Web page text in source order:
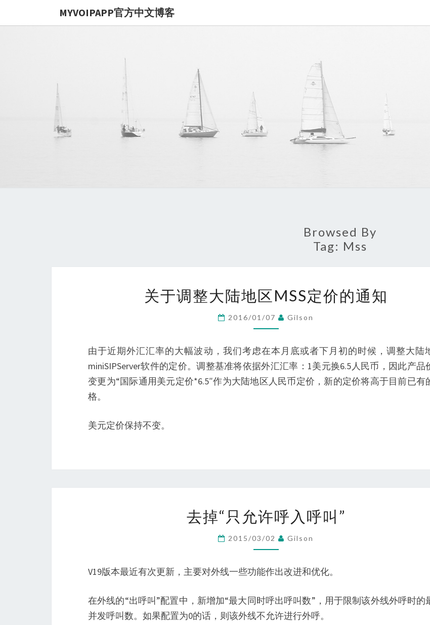
MYVOIPAPP官方中文博客
讨论
MYVOIPAPP
产品的点点滴
滴，推动中国
Browsed By
Tag: Mss
于
调
整
大
陆
地
区
关于调整大陆地区MSS定价的通知
2016/01/07 Gilson
由于近期外汇汇率的大幅波动，我们考虑在本月底或者下月初的时候，调整大陆
miniSIPServer软件的定价。调整基准将依据外汇汇率：1美元换6.5人民币，因此产品
变更为“国际通用美元定价*6.5″作为大陆地区人民币定价，新的定价将高于目前已有
格。
美元定价保持不变。
掉
“只
允
呼
入
呼
去掉“只允许呼入呼叫”
2015/03/02 Gilson
V19版本最近有次更新，主要对外线一些功能作出改进和优化。
在外线的“出呼叫”配置中，新增加“最大同时呼出呼叫数”，用于限制该外线外呼时的
并发呼叫数。如果配置为0的话，则该外线不允许进行外呼。